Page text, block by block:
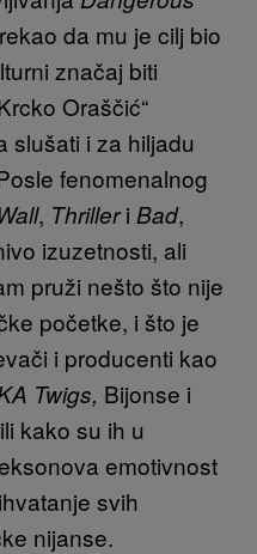
da mu je cilj bio
značaj biti
Oraščić“
slušati i za hiljadu
fenomenalnog
, Thrilleri Bad,
izuzetnosti, ali
pruži nešto što nije
početke, i što je
i producenti kao
Twigs, Bijonse i
kako su ih u
emotivnost
svih
nijanse.